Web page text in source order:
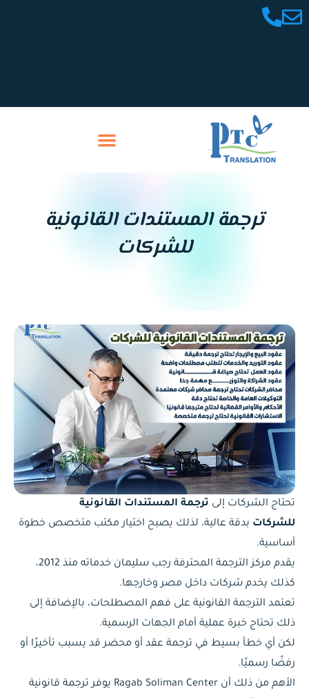
تخطي
ترجمة المستندات القانونية
للشركات
تحتاج الشركات إلى ترجمة المستندات القانونية
للشركات بدقة عالية، لذلك يصبح اختيار مكتب متخصص خطوة
أساسية.
يقدم مركز الترجمة المحترفة رجب سليمان خدماته منذ 2012،
كذلك يخدم شركات داخل مصر وخارجها.
تعتمد الترجمة القانونية على فهم المصطلحات، بالإضافة إلى
ذلك تحتاج خبرة عملية أمام الجهات الرسمية.
لكن أي خطأ بسيط في ترجمة عقد أو محضر قد يسبب تأخيرًا أو
رفضًا رسميًا.
الأهم من ذلك أن Ragab Soliman Center يوفر ترجمة قانونية